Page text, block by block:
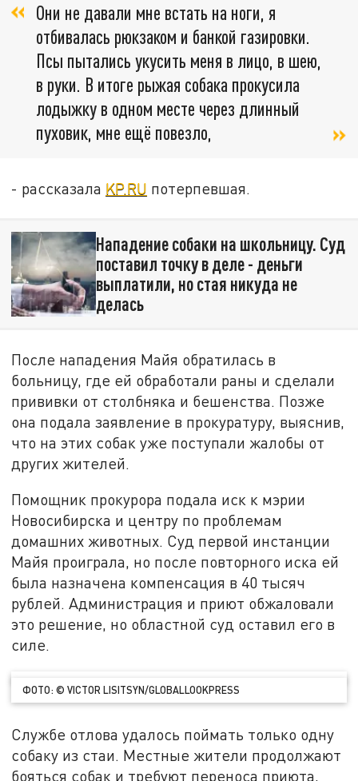
Они не давали мне встать на ноги, я
отбивалась рюкзаком и банкой газировки.
Псы пытались укусить меня в лицо, в шею,
в руки. В итоге рыжая собака прокусила
лодыжку в одном месте через длинный
пуховик, мне ещё повезло,
- рассказала KP.RU потерпевшая.
Нападение собаки на школьницу. Суд
поставил точку в деле - деньги
выплатили, но стая никуда не
делась
После нападения Майя обратилась в
больницу, где ей обработали раны и сделали
прививки от столбняка и бешенства. Позже
она подала заявление в прокуратуру, выяснив,
что на этих собак уже поступали жалобы от
других жителей.
Помощник прокурора подала иск к мэрии
Новосибирска и центру по проблемам
домашних животных. Суд первой инстанции
Майя проиграла, но после повторного иска ей
была назначена компенсация в 40 тысяч
рублей. Администрация и приют обжаловали
это решение, но областной суд оставил его в
силе.
ФОТО: © VICTOR LISITSYN/GLOBALLOOKPRESS
Службе отлова удалось поймать только одну
собаку из стаи. Местные жители продолжают
бояться собак и требуют переноса приюта,